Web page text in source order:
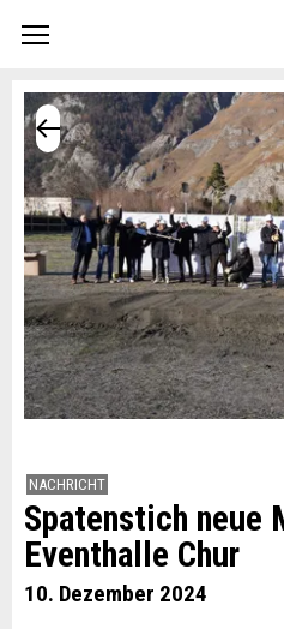
NACHRICHT
Spatenstich neue
Eventhalle Chur
10. Dezember 2024